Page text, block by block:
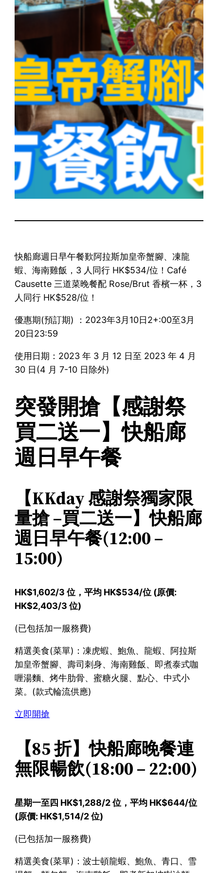
快船廊週日早午餐歎阿拉斯加皇帝蟹腳、凍龍
蝦、海南雞飯，3 人同行 HK$534/位！Café
Causette 三道菜晚餐配 Rose/Brut 香檳一杯，3
人同行 HK$528/位！
優惠期(預訂期) ：2023年3月10日2+:00至3月
20日23:59
使用日期：2023 年 3 月 12 日至 2023 年 4 月
30 日(4 月 7-10 日除外)
突發開搶【感謝祭
買二送一】快船廊
週日早午餐
【KKday 感謝祭獨家限
量搶 –買二送一】快船廊
週日早午餐(12:00 –
15:00)
HK$1,602/3 位，平均 HK$534/位 (原價:
HK$2,403/3 位)
(已包括加一服務費)
精選美食(菜單)：凍虎蝦、鮑魚、龍蝦、阿拉斯
加皇帝蟹腳、壽司刺身、海南雞飯、即煮泰式咖
喱湯麵、烤牛肋骨、蜜糖火腿、點心、中式小
菜。(款式輪流供應)
立即開搶
【85 折】快船廊晚餐連
無限暢飲(18:00 – 22:00)
星期一至四 HK$1,288/2 位，平均 HK$644/位
(原價: HK$1,514/2 位)
(已包括加一服務費)
精選美食(菜單)：波士頓龍蝦、鮑魚、青口、雪